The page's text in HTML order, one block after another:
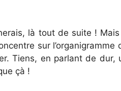
là tout de suite !
sur l’organigramme
Tiens, en parlant de dur,
çà !